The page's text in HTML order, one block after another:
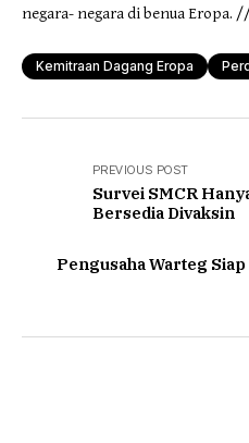
negara- negara di benua Eropa.
Kemitraan Dagang Eropa
PREVIOUS POST
Survei SMCR
Bersedia Divaksin
Pengusaha Warteg